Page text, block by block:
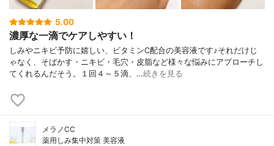
5.00
濃厚な一滴でケアしやすい！
しみやニキビ予防に嬉しい、ビタミンC配合の美容液です♪それだけじ
ゃなく、そばかす・ニキビ・毛穴・皮脂など様々な悩みにアプローチし
てくれるんだそう。１回４～５滴、…続きを見る
メラノCC
薬用しみ集中対策 美容液